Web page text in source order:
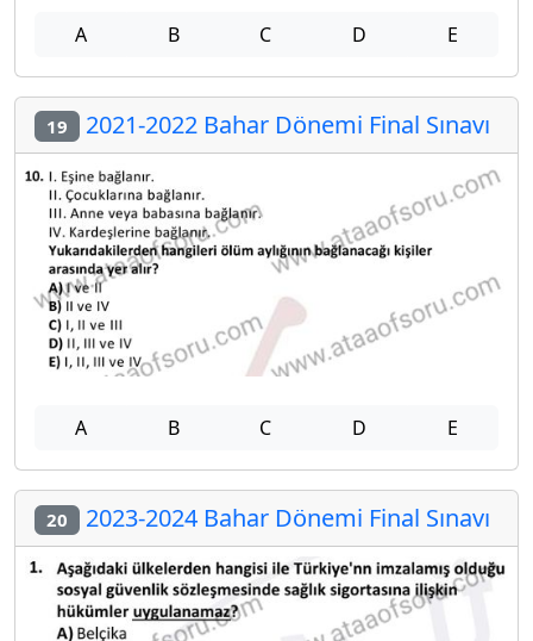
A B C D E
19 2021-2022 Bahar Dönemi Final Sınavı
A B C D E
20 2023-2024 Bahar Dönemi Final Sınavı